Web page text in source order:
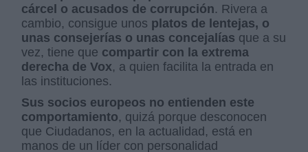
cárcel o acusados de corrupción. Rivera a
cambio, consigue unos platos de lentejas, o
unas consejerías o unas concejalías que a su
vez, tiene que compartir con la extrema
derecha de Vox, a quien facilita la entrada en
las instituciones.
Sus socios europeos no entienden este
comportamiento, quizá porque desconocen
que Ciudadanos, en la actualidad, está en
manos de un líder con personalidad